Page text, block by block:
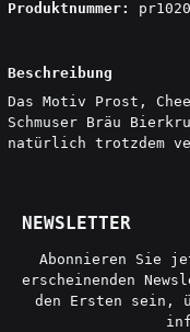
Produktnummer:
Beschreibung
Das Motiv Prost,
Schmuser Bräu
natürlich trotzdem
NEWSLETTER
Abonnieren Sie
erscheinenden
den Ersten sein,